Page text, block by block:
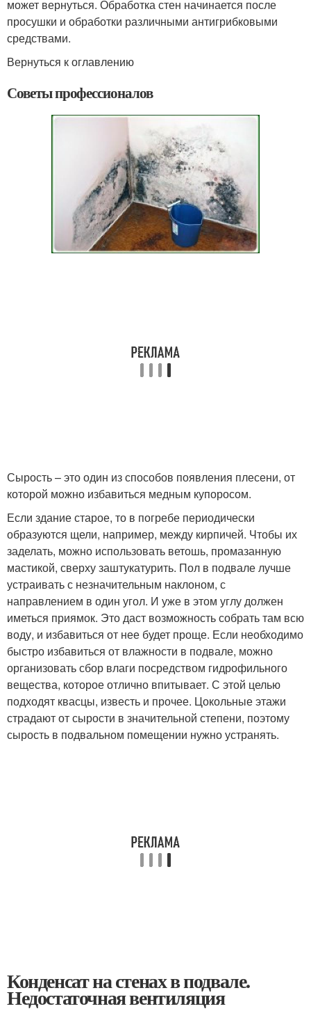
может вернуться. Обработка стен начинается после
просушки и обработки различными антигрибковыми
средствами.
Вернуться к оглавлению
Советы профессионалов
Сырость – это один из способов появления плесени, от
которой можно избавиться медным купоросом.
Если здание старое, то в погребе периодически
образуются щели, например, между кирпичей. Чтобы их
заделать, можно использовать ветошь, промазанную
мастикой, сверху заштукатурить. Пол в подвале лучше
устраивать с незначительным наклоном, с
направлением в один угол. И уже в этом углу должен
иметься приямок. Это даст возможность собрать там всю
воду, и избавиться от нее будет проще. Если необходимо
быстро избавиться от влажности в подвале, можно
организовать сбор влаги посредством гидрофильного
вещества, которое отлично впитывает. С этой целью
подходят квасцы, известь и прочее. Цокольные этажи
страдают от сырости в значительной степени, поэтому
сырость в подвальном помещении нужно устранять.
Конденсат на стенах в подвале.
Недостаточная вентиляция